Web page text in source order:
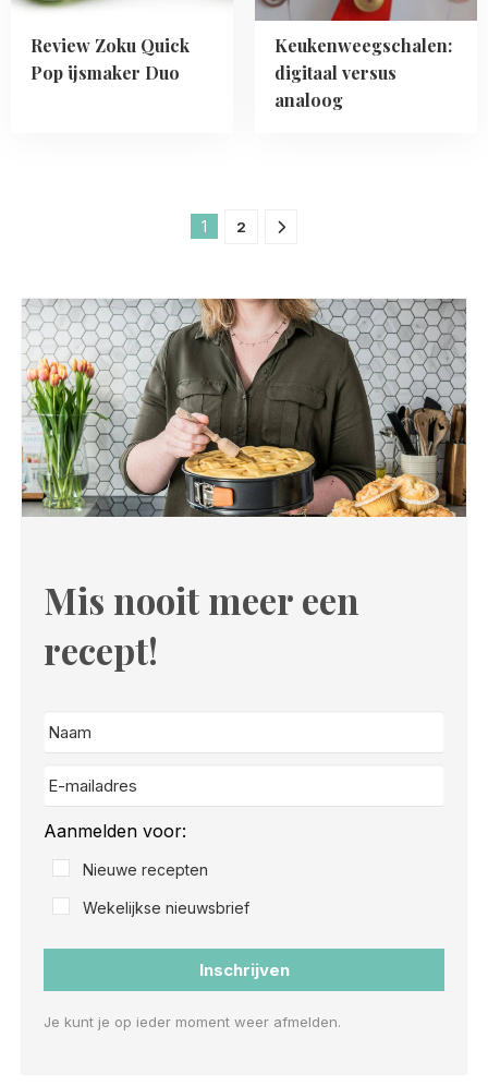
Review Zoku Quick
Pop ijsmaker Duo
Keukenweegschalen:
digitaal versus
analoog
1 2
Mis nooit meer een
recept!
Aanmelden voor:
Nieuwe recepten
Wekelijkse nieuwsbrief
Inschrijven
Je kunt je op ieder moment weer afmelden.